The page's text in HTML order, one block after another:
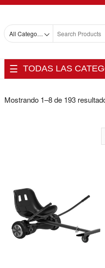
Skip
content
TODAS LAS
Mostrando 1–8 de 193